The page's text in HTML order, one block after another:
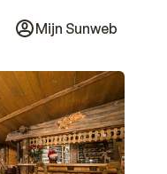
Mijn Sunweb